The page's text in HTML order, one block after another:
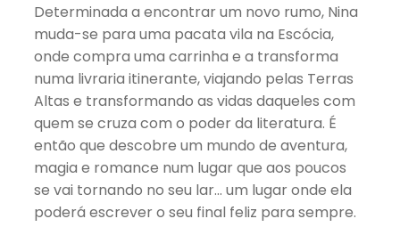
Determinada a encontrar um novo rumo, Nina
muda-se para uma pacata vila na Escócia,
onde compra uma carrinha e a transforma
numa livraria itinerante, viajando pelas Terras
Altas e transformando as vidas daqueles com
quem se cruza com o poder da literatura. É
então que descobre um mundo de aventura,
magia e romance num lugar que aos poucos
se vai tornando no seu lar… um lugar onde ela
poderá escrever o seu final feliz para sempre.